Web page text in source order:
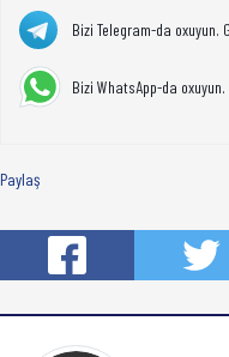
Bizi Telegram-da oxuyun.
Bizi WhatsApp-da
Paylaş